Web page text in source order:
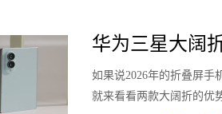
华为三星大阔
如果说2026年的折叠屏手
就来看看两款大阔折的优